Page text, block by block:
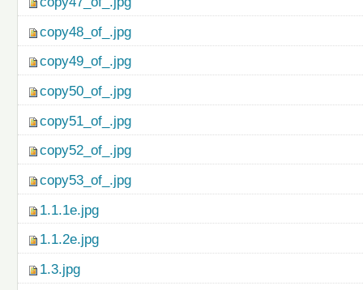
copy48_of_.jpg
copy49_of_.jpg
copy50_of_.jpg
copy51_of_.jpg
copy52_of_.jpg
copy53_of_.jpg
1.1.1e.jpg
1.1.2e.jpg
1.3.jpg